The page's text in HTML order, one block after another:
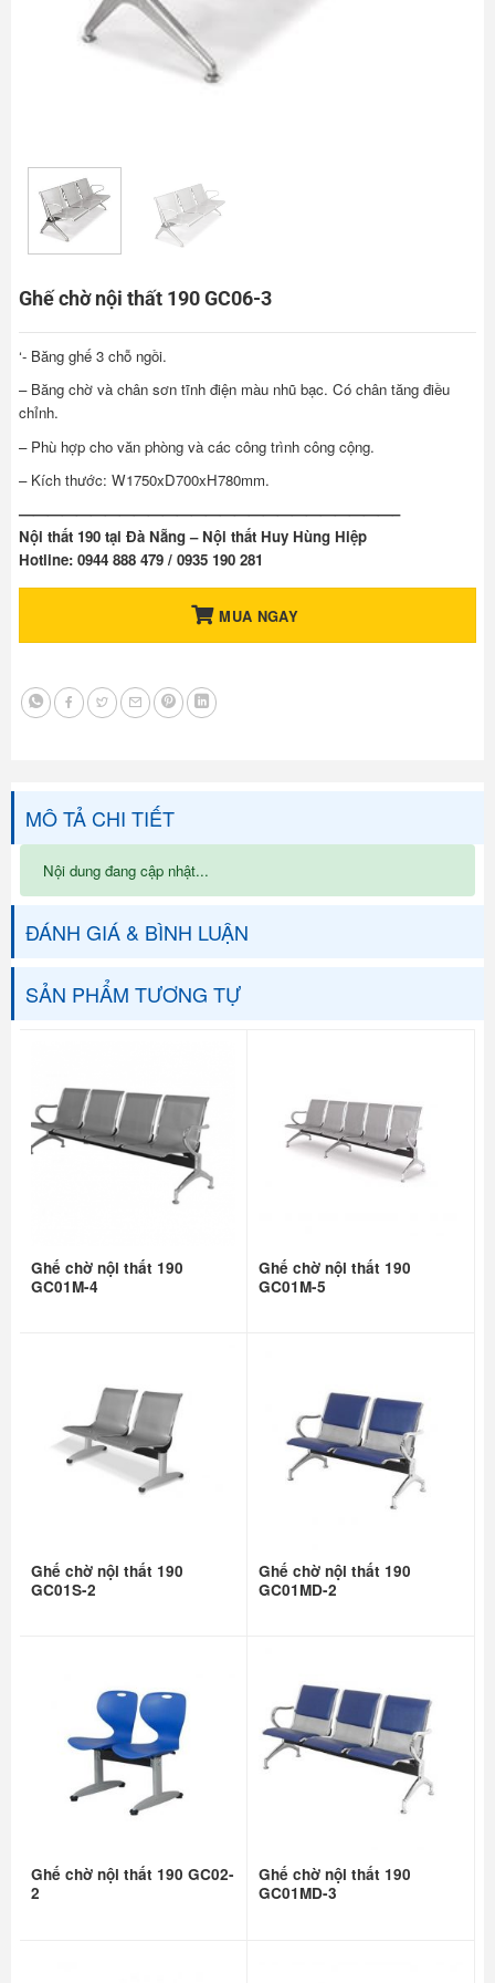
Ghế chờ nội thất 190 GC06-3
‘- Băng ghế 3 chỗ ngồi.
– Băng chờ và chân sơn tĩnh điện màu nhũ bạc. Có chân tăng điều
chỉnh.
– Phù hợp cho văn phòng và các công trình công cộng.
– Kích thước: W1750xD700xH780mm.
——————————————————————————–
Nội thất 190 tại Đà Nẵng – Nội thất Huy Hùng Hiệp
Hotline: 0944 888 479 / 0935 190 281
MUA NGAY
MÔ TẢ CHI TIẾT
Nội dung đang cập nhật...
ĐÁNH GIÁ & BÌNH LUẬN
SẢN PHẨM TƯƠNG TỰ
Ghế chờ nội thất 190
GC01M-4
Ghế chờ nội thất 190
GC01M-5
Ghế chờ nội thất 190
GC01S-2
Ghế chờ nội thất 190
GC01MD-2
Ghế chờ nội thất 190 GC02-
2
Ghế chờ nội thất 190
GC01MD-3